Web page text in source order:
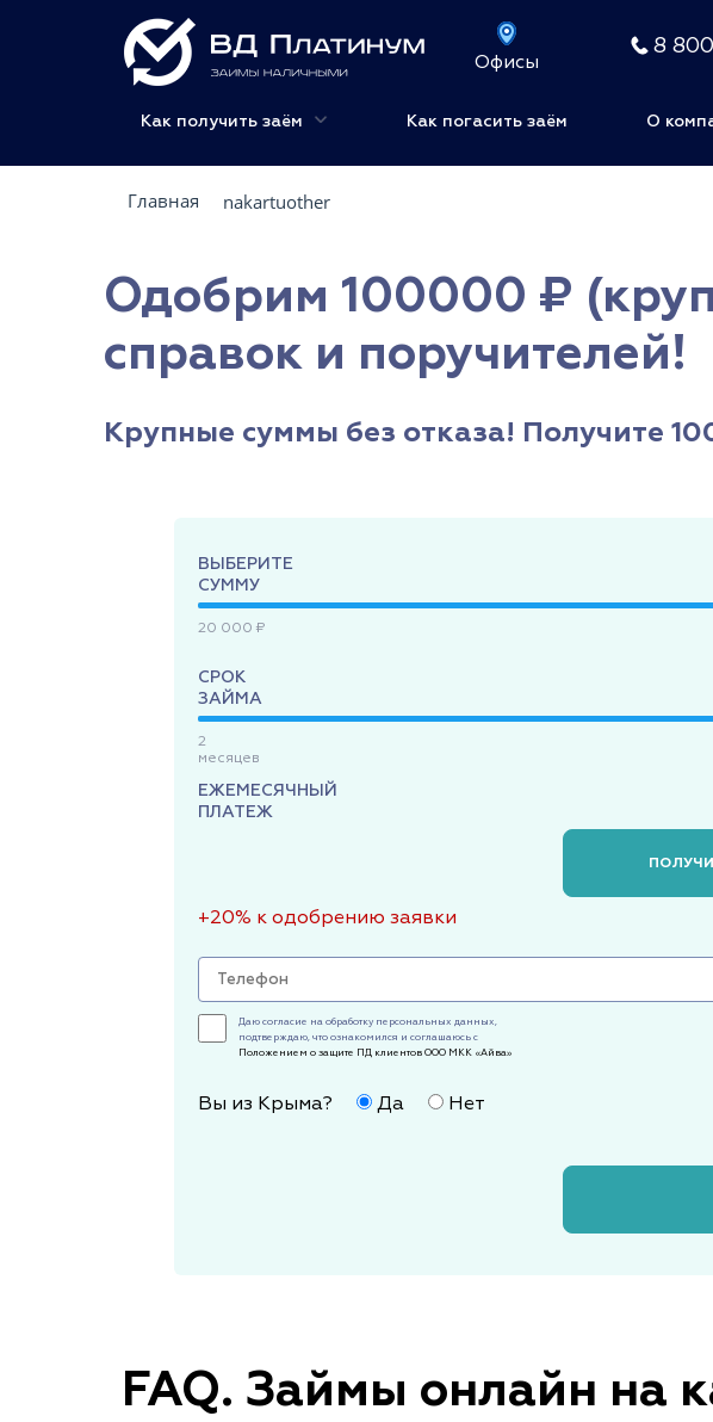
Офисы
8
Как получить заём Как погасить заём О
Главная nakartuother
Одобрим 100000 ₽
справок и поручителей!
Крупные суммы без отказа! Получите
ВЫБЕРИТЕ
СУММУ
20 000 ₽
СРОК
ЗАЙМА
2
месяцев
ЕЖЕМЕСЯЧНЫЙ
ПЛАТЕЖ
+20% к одобрению заявки
Даю согласие на обработку персональных данных,
подтверждаю, что ознакомился и соглашаюсь с
Положением о защите ПД клиентов ООО МКК «Айва»
Вы из Крыма? Да Нет
FAQ. Займы онлайн на